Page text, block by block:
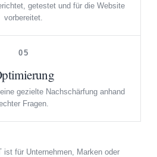
getestet und für die Website
vorbereitet.
05
gezielte Nachschärfung anhand
Fragen.
ist für Unternehmen, Marken oder